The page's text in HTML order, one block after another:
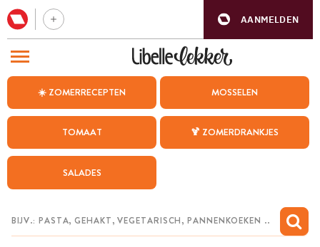
AANMELDEN
☀️ ZOMERRECEPTEN MOSSELEN
TOMAAT 🍹 ZOMERDRANKJES
SALADES
BEZOEK ONZE ANDERE WEBSITES
WEEKMENU
CHAT MET MAIA
MIJN BEWAARDE RECEPTEN